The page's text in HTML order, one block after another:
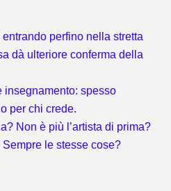
entrando perfino nella stretta
dà ulteriore conferma della
insegnamento: spesso
per chi crede.
Non è più l’artista di prima?
le stesse cose?